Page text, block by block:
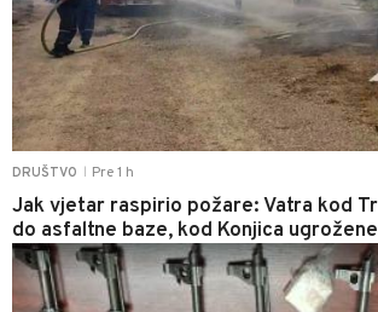
DRUŠTVO Pre 1 h
Jak vjetar raspirio požare: Vatra kod
do asfaltne baze, kod Konjica